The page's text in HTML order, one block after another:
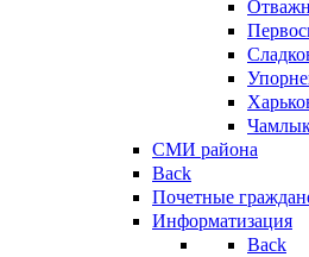
СМИ района
Back
Почетные
Информатизация
Back